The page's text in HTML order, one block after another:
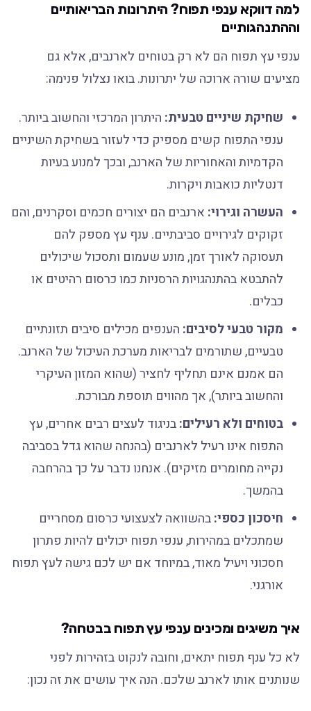
למה דווקא ענפי תפוח? היתרונות הבריאותיים
וההתנהגותיים
ענפי עץ תפוח הם לא רק בטוחים לארנבים, אלא גם
מציעים שורה ארוכה של יתרונות. בואו נצלול פנימה:
שחיקת שיניים טבעית:היתרון המרכזי והחשוב ביותר.
ענפי התפוח קשים מספיק כדי לעזור בשחיקת השיניים
הקדמיות והאחוריות של הארנב, ובכך למנוע בעיות
דנטליות כואבות ויקרות.
העשרה וגירוי:ארנבים הם יצורים חכמים וסקרנים, והם
זקוקים לגירויים סביבתיים. ענף עץ מספק להם
תעסוקה לאורך זמן, מונע שעמום ותסכול שיכולים
להתבטא בהתנהגויות הרסניות כמו כרסום רהיטים או
כבלים.
מקור טבעי לסיבים:הענפים מכילים סיבים תזונתיים
טבעיים, שתורמים לבריאות מערכת העיכול של הארנב.
הם אמנם אינם תחליף לחציר (שהוא המזון העיקרי
והחשוב ביותר), אך מהווים תוספת מבורכת.
בטוחים ולא רעילים:בניגוד לעצים רבים אחרים, עץ
התפוח אינו רעיל לארנבים (בהנחה שהוא גדל בסביבה
נקייה מחומרים מזיקים). אנחנו נדבר על כך בהרחבה
בהמשך.
חיסכון כספי:בהשוואה לצעצועי כרסום מסחריים
שמתכלים במהירות, ענפי תפוח יכולים להיות פתרון
חסכוני ויעיל מאוד, במיוחד אם יש לכם גישה לעץ תפוח
אורגני.
איך משיגים ומכינים ענפי עץ תפוח בבטחה?
לא כל ענף תפוח יתאים, וחובה לנקוט בזהירות לפני
שנותנים אותו לארנב שלכם. הנה איך עושים את זה נכון: